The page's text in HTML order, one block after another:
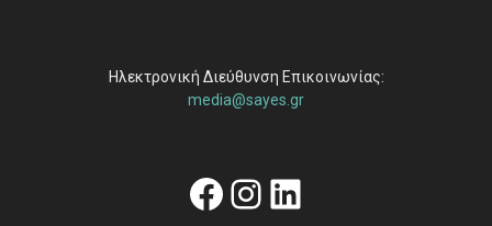
Ηλεκτρονική Διεύθυνση Επικοινωνίας:
media@sayes.gr
Facebook
Instagram
Linkedin